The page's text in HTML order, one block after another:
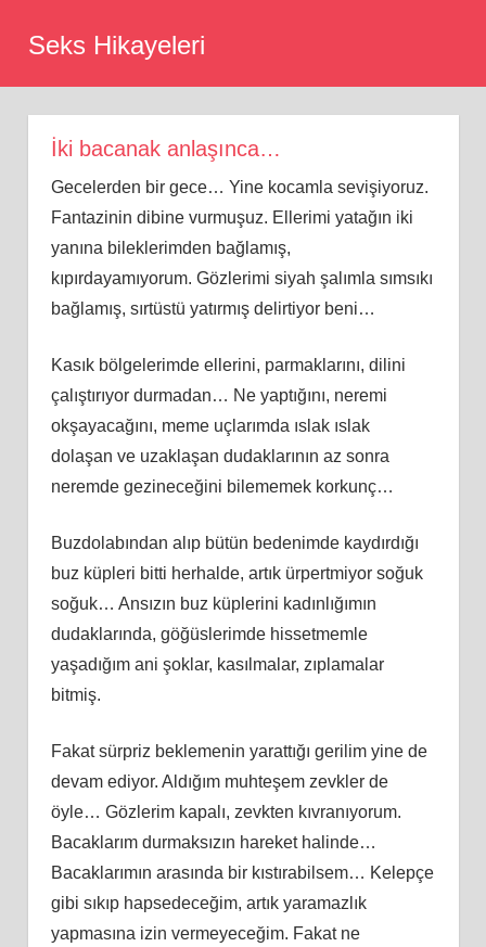
Seks Hikayeleri
İki bacanak anlaşınca…
Gecelerden bir gece… Yine kocamla sevişiyoruz.
Fantazinin dibine vurmuşuz. Ellerimi yatağın iki
yanına bileklerimden bağlamış,
kıpırdayamıyorum. Gözlerimi siyah şalımla sımsıkı
bağlamış, sırtüstü yatırmış delirtiyor beni…
Kasık bölgelerimde ellerini, parmaklarını, dilini
çalıştırıyor durmadan… Ne yaptığını, neremi
okşayacağını, meme uçlarımda ıslak ıslak
dolaşan ve uzaklaşan dudaklarının az sonra
neremde gezineceğini bilememek korkunç…
Buzdolabından alıp bütün bedenimde kaydırdığı
buz küpleri bitti herhalde, artık ürpertmiyor soğuk
soğuk… Ansızın buz küplerini kadınlığımın
dudaklarında, göğüslerimde hissetmemle
yaşadığım ani şoklar, kasılmalar, zıplamalar
bitmiş.
Fakat sürpriz beklemenin yarattığı gerilim yine de
devam ediyor. Aldığım muhteşem zevkler de
öyle… Gözlerim kapalı, zevkten kıvranıyorum.
Bacaklarım durmaksızın hareket halinde…
Bacaklarımın arasında bir kıstırabilsem… Kelepçe
gibi sıkıp hapsedeceğim, artık yaramazlık
yapmasına izin vermeyeceğim. Fakat ne